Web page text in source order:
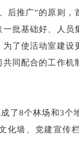
推广”的原则，
一批基础好、人员
为了使活动室建设
同配合的工作机
8个林场和3个
化墙、党建宣传